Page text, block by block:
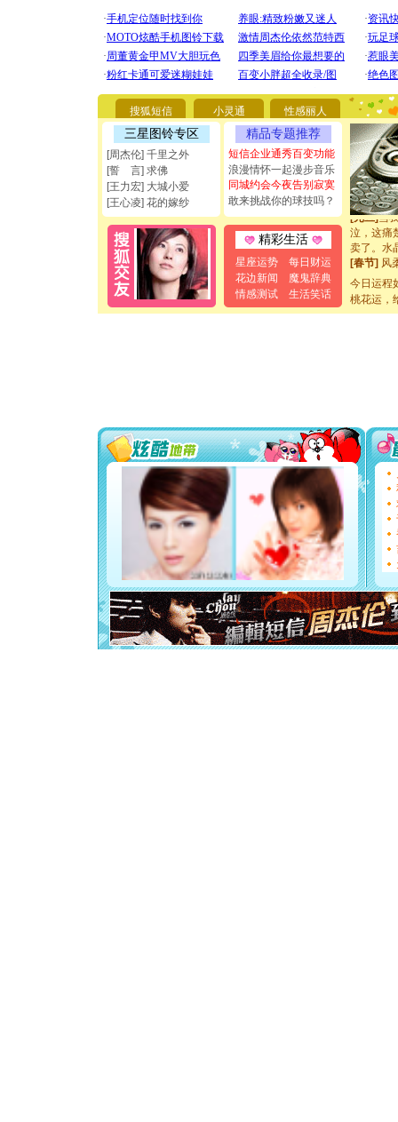
搜狐短信 小灵通 性感丽人
三星图铃专区
[周杰伦] 千里之外
[誓 言] 求佛
[王力宏] 大城小爱
[王心凌] 花的嫁纱
精品专题推荐
短信企业通秀百变功能
浪漫情怀一起漫步音乐
同城约会今夜告别寂寞
敢来挑战你的球技吗？
精彩生活
星座运势
每日财运
花边新闻
魔鬼辞典
情感测试
生活笑话
你太多
要平安
[圣诞节]
能正大
都要快乐
[圣诞节]
如意,快
[元旦]看
断电。爱
你是我专
[元旦]如
起；二是
离。水晶
[元旦]当
泣，这痛
卖了。水
[春节] 风
道一声平
[春节]传
[圣诞节]
如意,快
[元旦]
看
断电。
你是我
[元旦]
如
起；二
离。水
[元旦]
当
泣，这
卖了。水
[春节]风
颜！冬去
道一声平
[春节]传
今日运程
桃花运，